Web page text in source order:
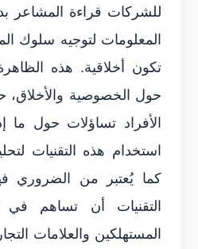
للشركات قراءة المشاعر
المعلومات لتوجيه سلوك
تكون أخلاقية. هذه
حول الخصوصية
الأفراد تساؤلات حول ما
استخدام هذه التقنيات
كما يُعتبر من الضروري
التقنيات أن تساهم في
المستهلكين والعلامات